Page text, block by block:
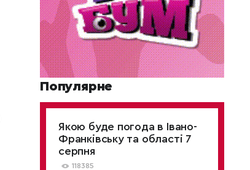
Популярне
Якою буде погода в Івано-
Франківську та області 7
серпня
118385